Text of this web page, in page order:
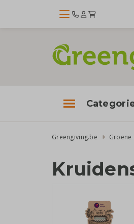
Greengiving.be Groene